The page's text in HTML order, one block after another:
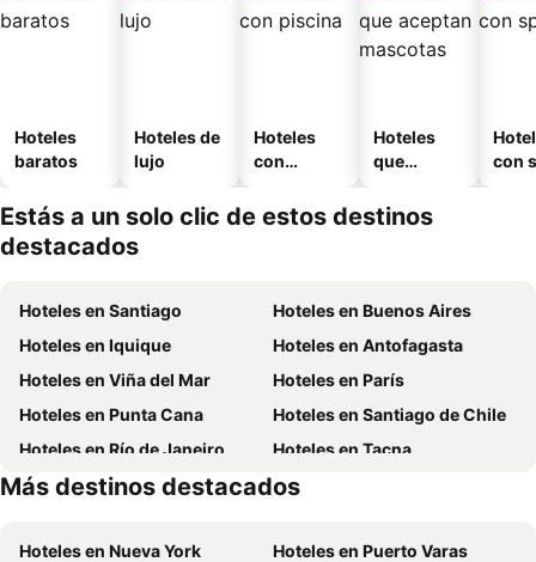
Hoteles
baratos
Hoteles de
lujo
Hoteles
con
Hoteles
que
mascotas
con
Estás a un solo clic de estos destinos
destacados
Hoteles en Santiago
Hoteles en Buenos Aires
Hoteles en Iquique
Hoteles en Antofagasta
Hoteles en Viña del Mar
Hoteles en París
Hoteles en Punta Cana
Hoteles en Santiago de Chile
Hoteles en Río de Janeiro
Hoteles en Tacna
Hoteles en Aruba
Hoteles en Brasil
Más destinos destacados
Hoteles en Nueva York
Hoteles en Puerto Varas